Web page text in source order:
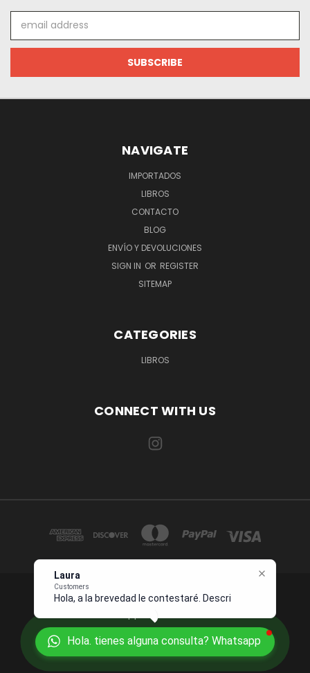
Hola. tienes alguna consulta? Whatsapp
Customers
Hola, a la brevedad le contestaré.
Describame s
Address
NAVIGATE
IMPORTADOS
LIBROS
CONTACTO
BLOG
ENVÍO Y DEVOLUCIONES
SIGN IN OR REGISTER
SITEMAP
CATEGORIES
LIBROS
CONNECT WITH US
1234 OCEAN DRIVE SUITE 567 MIAMI, FL 33139 USA
© 2026 Juanpebooks